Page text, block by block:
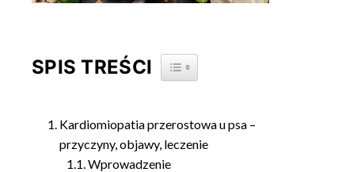
SPIS TREŚCI TOGGLE TABLE OF CONTENT
Kardiomiopatia przerostowa u psa –
przyczyny, objawy, leczenie
Wprowadzenie